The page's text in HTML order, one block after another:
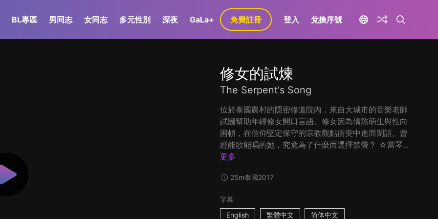
BL專區 男同志 女同志 多元性別 深夜 GaLa+ 免費註冊 登入 兌換序號
修女的試煉
The Serpent's Song
位於泰國農村的隱密修道院內，來自大城市的音樂老師
試圖幫助年輕修女開口言語。修女因為情慾萌生與性向
困頓，在信仰堅定保守的宗教觀點衝突中進而閉語。曾
經能歌能唱的她，究竟為了什麼而選擇禁聲？ ☆當琴...
更多
25m泰國2017
字幕
English
繁體中文 简体中文